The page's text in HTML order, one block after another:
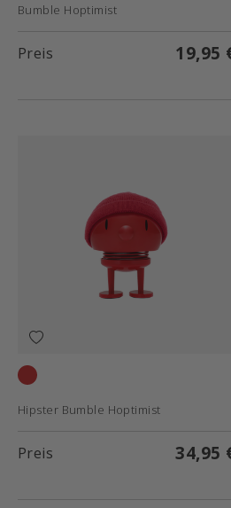
Bumble Hoptimist
Preis 19,95
Hipster Bumble Hoptimist
Preis 34,95